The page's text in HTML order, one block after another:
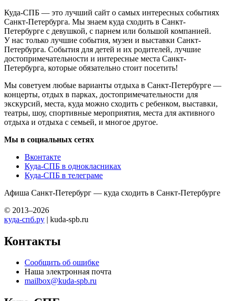
Куда-СПБ — это лучший сайт о самых интересных событиях
Санкт-Петербурга. Мы знаем куда сходить в Санкт-
Петербурге с девушкой, с парнем или большой компанией.
У нас только лучшие события, музеи и выставки Санкт-
Петербурга. События для детей и их родителей, лучшие
достопримечательности и интересные места Санкт-
Петербурга, которые обязательно стоит посетить!
Мы советуем любые варианты отдыха в Санкт-Петербурге —
концерты, отдых в парках, достопримечательности для
экскурсий, места, куда можно сходить с ребенком, выставки,
театры, шоу, спортивные мероприятия, места для активного
отдыха и отдыха с семьей, и многое другое.
Мы в социальных сетях
Вконтакте
Куда-СПБ в однокласниках
Куда-СПБ в телеграме
Афиша Санкт-Петербург — куда сходить в Санкт-Петербурге
© 2013–2026
куда-спб.ру | kuda-spb.ru
Контакты
Сообщить об ошибке
Наша электронная почта
mailbox@kuda-spb.ru